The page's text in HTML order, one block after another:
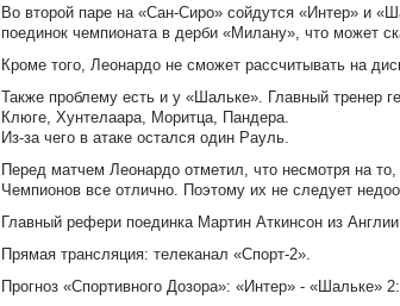
Во второй паре на «Сан-Сиро» сойдутся «Интер» и
поединок чемпионата в дерби «Милану», что может
Кроме того, Леонардо не сможет рассчитывать на
Также проблему есть и у «Шальке». Главный тренер
Клюге, Хунтелаара, Моритца, Пандера.
Из-за чего в атаке остался один Рауль.
Перед матчем Леонардо отметил, что несмотря на
Чемпионов все отлично. Поэтому их не следует
Главный рефери поединка Мартин Аткинсон из
Прямая трансляция: телеканал «Спорт-2».
Прогноз «Спортивного Дозора»: «Интер» - «Шальке»